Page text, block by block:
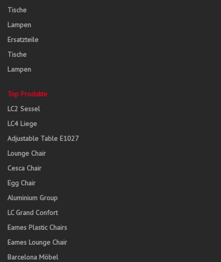
Tische
Lampen
Ersatzteile
Tische
Lampen
Top Produkte
LC2 Sessel
LC4 Liege
Adjustable Table E1027
Lounge Chair
Cesca Chair
Egg Chair
Aluminium Group
LC Grand Confort
Eames Plastic Chairs
Eames Lounge Chair
Barcelona Möbel